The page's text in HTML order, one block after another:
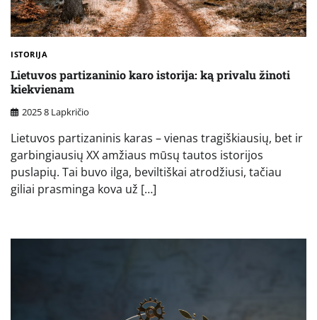
ISTORIJA
Lietuvos partizaninio karo istorija: ką privalu žinoti
kiekvienam
2025 8 Lapkričio
Lietuvos partizaninis karas – vienas tragiškiausių, bet ir
garbingiausių XX amžiaus mūsų tautos istorijos
puslapių. Tai buvo ilga, beviltiškai atrodžiusi, tačiau
giliai prasminga kova už […]